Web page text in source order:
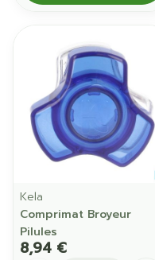
Kela
Comprimat Broyeur
Pilules
8,94 €